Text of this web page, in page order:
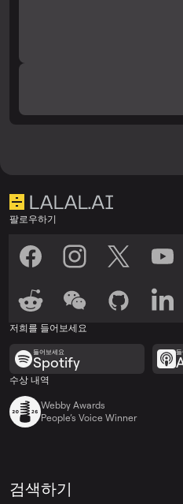
팔로우하기
저희를 들어보세요
들어보세요
Spotify
들
수상 내역
Webby Awards
People’s Voice Winner
검색하기